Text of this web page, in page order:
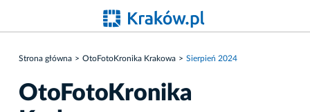
Strona główna OtoFotoKronika Krakowa Sierpień 2024
OtoFotoKronika